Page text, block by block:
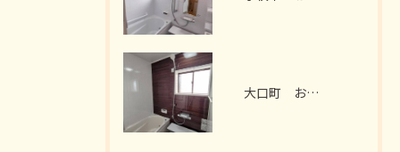
大口町 お風呂リフォーム M様邸 2026年7月